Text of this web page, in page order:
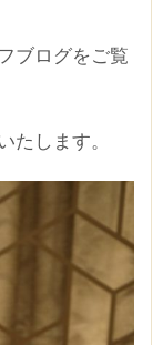
ブログをご覧
たします。